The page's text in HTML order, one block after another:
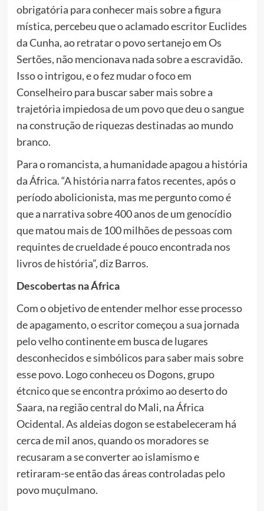
obrigatória para conhecer mais sobre a figura
mística, percebeu que o aclamado escritor Euclides
da Cunha, ao retratar o povo sertanejo em Os
Sertões, não mencionava nada sobre a escravidão.
Isso o intrigou, e o fez mudar o foco em
Conselheiro para buscar saber mais sobre a
trajetória impiedosa de um povo que deu o sangue
na construção de riquezas destinadas ao mundo
branco.
Para o romancista, a humanidade apagou a história
da África. “A história narra fatos recentes, após o
período abolicionista, mas me pergunto como é
que a narrativa sobre 400 anos de um genocídio
que matou mais de 100 milhões de pessoas com
requintes de crueldade é pouco encontrada nos
livros de história”, diz Barros.
Descobertas na África
Com o objetivo de entender melhor esse processo
de apagamento, o escritor começou a sua jornada
pelo velho continente em busca de lugares
desconhecidos e simbólicos para saber mais sobre
esse povo. Logo conheceu os Dogons, grupo
étcnico que se encontra próximo ao deserto do
Saara, na região central do Mali, na África
Ocidental. As aldeias dogon se estabeleceram há
cerca de mil anos, quando os moradores se
recusaram a se converter ao islamismo e
retiraram-se então das áreas controladas pelo
povo muçulmano.